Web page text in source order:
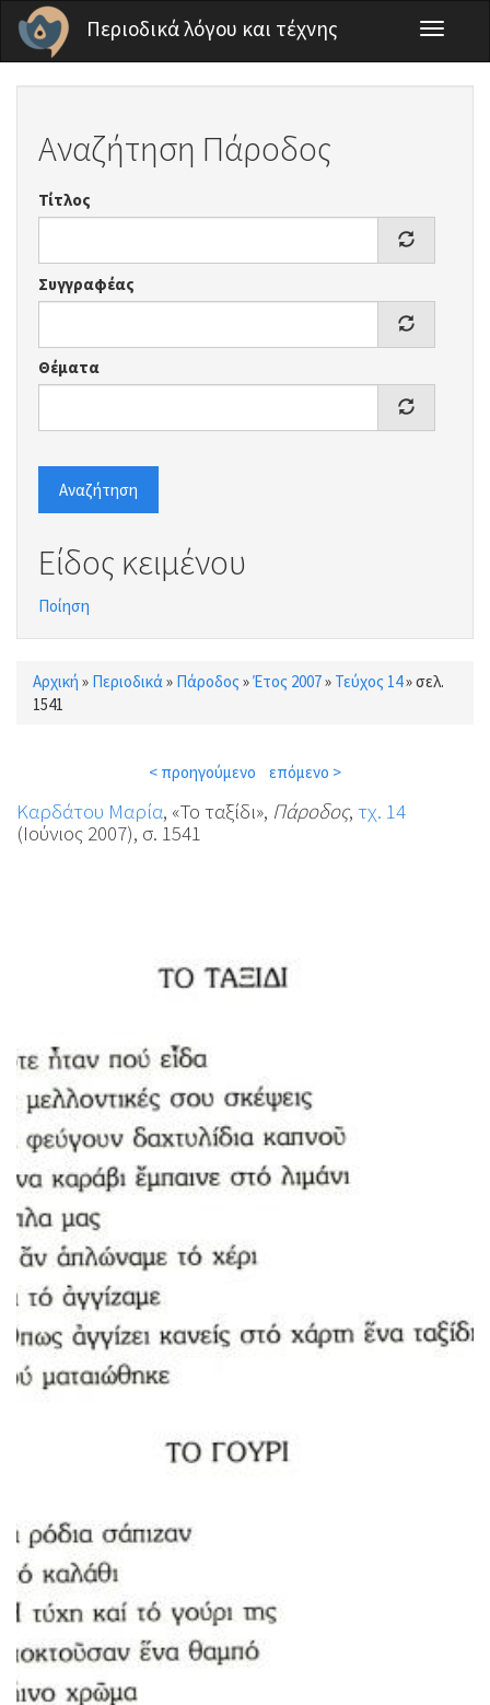
Παράκαμψη προς το κυρίως περιεχόμενο
Περιοδικά λόγου και τέχνης
Toggle
Αναζήτηση Πάροδος
Τίτλος
Συγγραφέας
Θέματα
Αναζήτηση
Είδος κειμένου
Ποίηση
Είστε εδώ
Αρχική » Περιοδικά » Πάροδος »Έτος 2007» Τεύχος 14»σελ.
1541
< προηγούμενο επόμενο >
Καρδάτου Μαρία, «Το ταξίδι», Πάροδος, τχ. 14
(Ιούνιος 2007), σ. 1541